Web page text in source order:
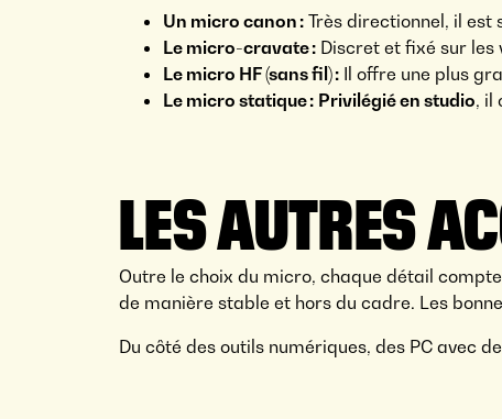
Un micro canon : Très directionnel, il
Le micro-cravate : Discret et fixé sur les
Le micro HF (sans fil) : Il offre une plus
Le micro statique : Privilégié en studio, il
LES AUTRES
Outre le choix du micro, chaque détail
de manière stable et hors du cadre. Les
Du côté des outils numériques, des PC avec